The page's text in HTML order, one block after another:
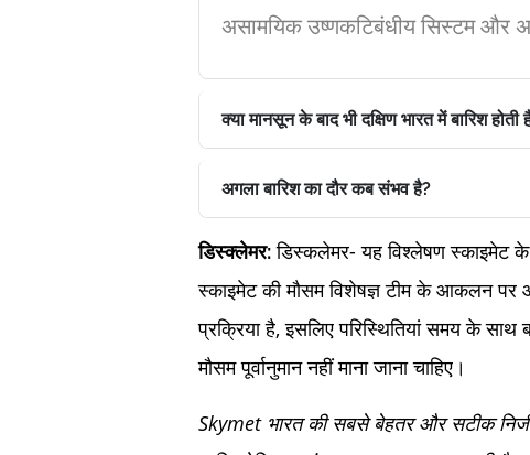
असामयिक उष्णकटिबंधीय सिस्टम और
क्या मानसून के बाद भी दक्षिण भारत में बारिश होती
अगला बारिश का दौर कब संभव है?
डिस्क्लेमर:डिस्कलेमर- यह विश्लेषण स्काइमेट के
स्काइमेट की मौसम विशेषज्ञ टीम के आकलन पर
प्रक्रिया है, इसलिए परिस्थितियां समय के
मौसम पूर्वानुमान नहीं माना जाना चाहिए।
Skymet भारत की सबसे बेहतर और सटीक